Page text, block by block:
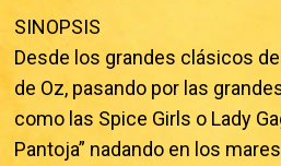
SINOPSIS
Desde los grandes clásicos
de Oz, pasando por las
como las Spice Girls o Lady
Pantoja” nadando en los